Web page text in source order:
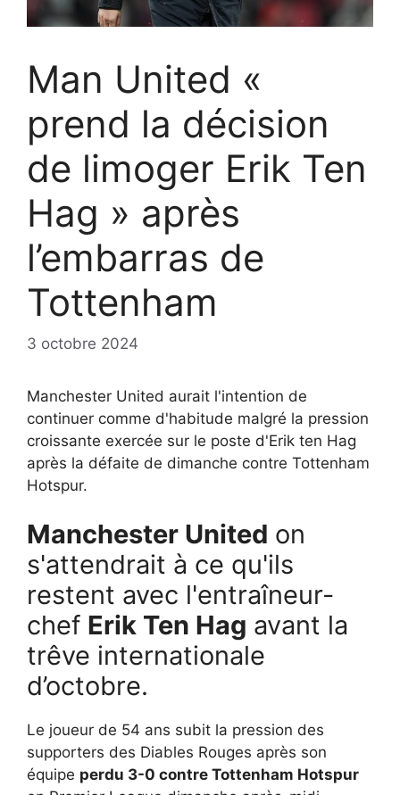
Man United «
prend la décision
de limoger Erik Ten
Hag » après
l’embarras de
Tottenham
3 octobre 2024
Manchester United aurait l'intention de
continuer comme d'habitude malgré la pression
croissante exercée sur le poste d'Erik ten Hag
après la défaite de dimanche contre Tottenham
Hotspur.
Manchester United on
s'attendrait à ce qu'ils
restent avec l'entraîneur-
chef Erik Ten Hag avant la
trêve internationale
d’octobre.
Le joueur de 54 ans subit la pression des
supporters des Diables Rouges après son
équipe perdu 3-0 contre Tottenham Hotspur